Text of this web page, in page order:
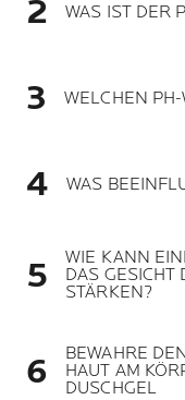
WAS IST DER
WELCHEN
WAS
WIE KANN
DAS GESICHT
STÄRKEN?
BEWAHRE
HAUT AM
DUSCHGEL